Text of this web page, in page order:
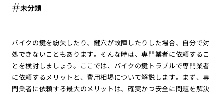
未分類
バイクの鍵を紛失したり、鍵穴が故障したりした場合、自分で対
処できないこともあります。そんな時は、専門業者に依頼するこ
とを検討しましょう。ここでは、バイクの鍵トラブルで専門業者
に依頼するメリットと、費用相場について解説します。まず、専
門業者に依頼する最大のメリットは、確実かつ安全に問題を解決